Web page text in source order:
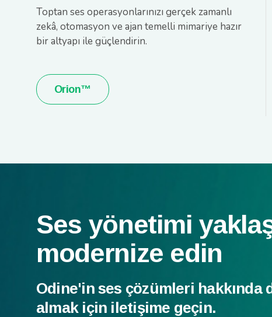
Toptan ses operasyonlarınızı gerçek zamanlı
zekâ, otomasyon ve ajan temelli mimariye hazır
bir altyapı ile güçlendirin.
Orion™
Ses yönetimi
modernize edin
Odine'in ses çözümleri hakkında
almak için iletişime geçin.